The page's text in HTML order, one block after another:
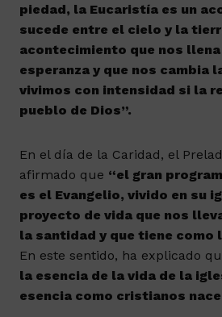
piedad, la Eucaristía es un
sucede entre el cielo y la
acontecimiento que nos llena
esperanza y que nos cambia
vivimos con intensidad si la
pueblo de Dios”.
En el día de la Caridad, el
afirmado que “el gran
es el Evangelio, vivido en su
proyecto de vida que nos
la santidad y que tiene como
En este sentido, ha explicado
la esencia de la vida de la
esencia como cristianos